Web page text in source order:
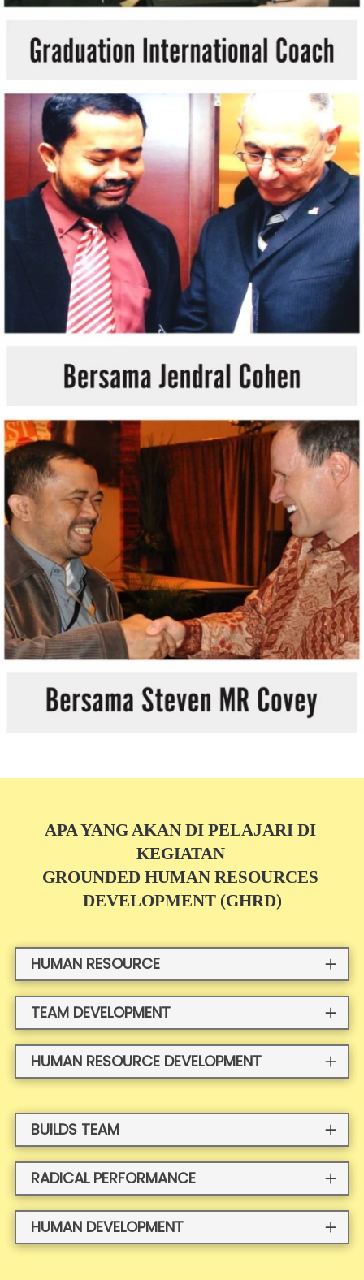
APA YANG AKAN DI PELAJARI DI
KEGIATAN
GROUNDED HUMAN RESOURCES
DEVELOPMENT (GHRD)
HUMAN RESOURCE
TEAM DEVELOPMENT
HUMAN RESOURCE DEVELOPMENT
BUILDS TEAM
RADICAL PERFORMANCE
HUMAN DEVELOPMENT